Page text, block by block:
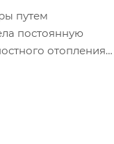
путем
постоянную
отопления.